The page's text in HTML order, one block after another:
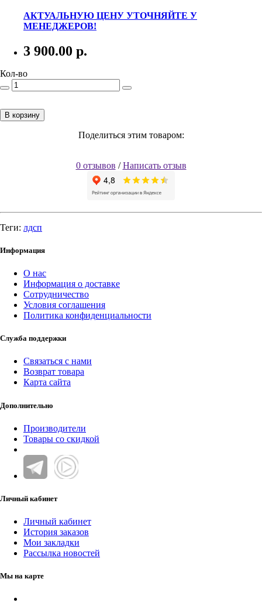
АКТУАЛЬНУЮ ЦЕНУ УТОЧНЯЙТЕ У
МЕНЕДЖЕРОВ!
3 900.00 р.
Кол-во
В корзину
Поделиться этим товаром:
0 отзывов /Написать отзыв
Теги: лдсп
Информация
О нас
Информация о доставке
Сотрудничество
Условия соглашения
Политика конфиденциальности
Служба поддержки
Связаться с нами
Возврат товара
Карта сайта
Дополнительно
Производители
Товары со скидкой
Личный кабинет
Личный кабинет
История заказов
Мои закладки
Рассылка новостей
Мы на карте